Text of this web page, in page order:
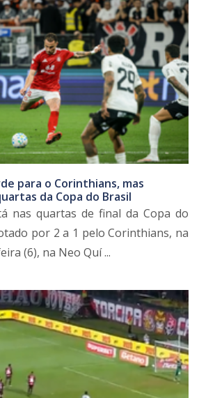
para o Corinthians, mas
da Copa do Brasil
nas quartas de final da Copa do
por 2 a 1 pelo Corinthians, na
(6), na Neo Quí ...